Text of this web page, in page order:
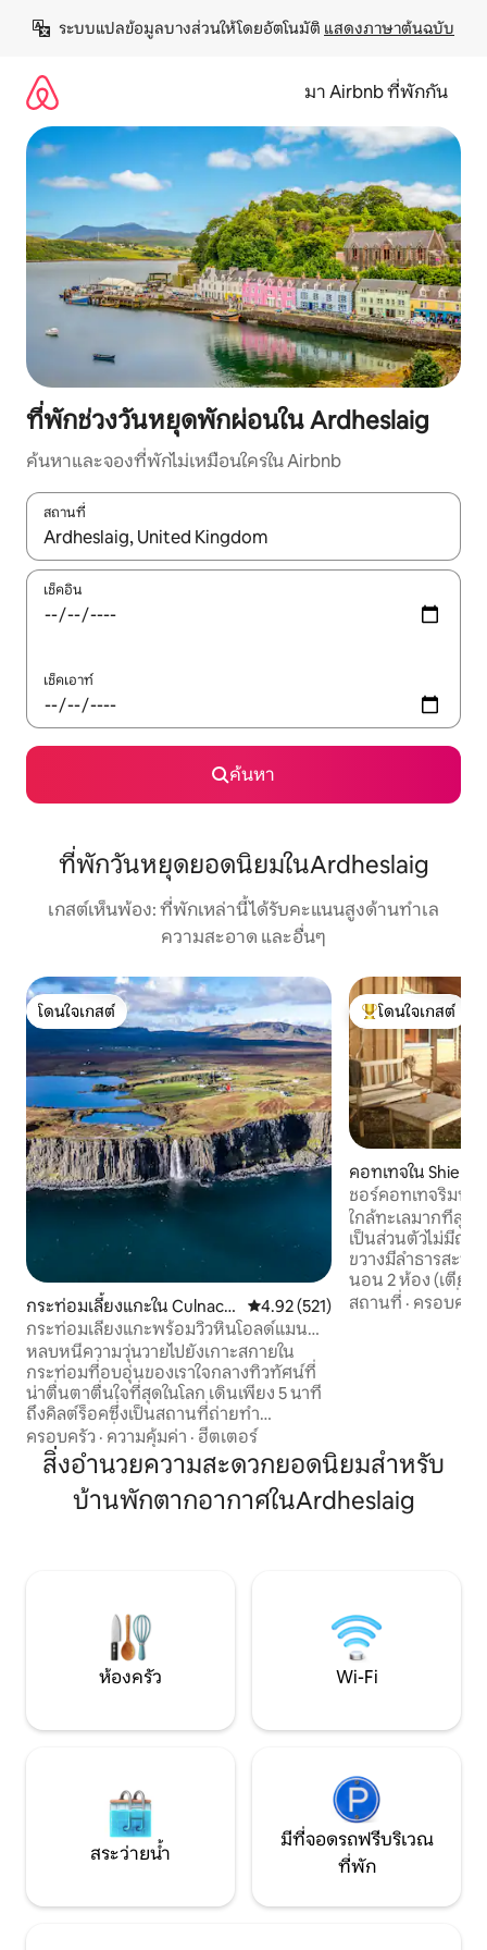
เนื้อหา
ระบบแปลข้อมูลบางส่วนให้โดยอัตโนมัติ แสดงภาษาต้นฉบับ
มา Airbnb ที่พักกัน
ที่พักช่วงวันหยุดพักผ่อนใน Ardheslaig
ค้นหาและจองที่พักไม่เหมือนใครใน Airbnb
สถานที่
ใช้ลูกศรขึ้นลง หรือใช้การสัมผัสหรือปัด เพื่อสำรวจผลการค้นหา
เช็คอิน
เช็คเอาท์
ค้นหา
ที่พักวันหยุดยอดนิยมในArdheslaig
เกสต์เห็นพ้อง: ที่พักเหล่านี้ได้รับคะแนนสูงด้านทำเล
ความสะอาด และอื่นๆ
โดนใจเกสต์
โดนใจเกสต์
กระท่อมเลี้ยงแกะใน Culnacn
oc
คะแนนเฉลี่ย 4.92 จาก 5, 521 รีวิว
4.92 (521)
กระท่อมเลี้ยงแกะพร้อมวิวหินโอลด์แมน
ออฟสตอร์
หลบหนีความวุ่นวายไปยังเกาะสกายใน
กระท่อมที่อบอุ่นของเราใจกลางทิวทัศน์ที่
น่าตื่นตาตื่นใจที่สุดในโลก เดินเพียง 5 นาที
ถึงคิลต์ร็อคซึ่งเป็นสถานที่ถ่ายทำ
ภาพยนตร์เรื่องใหม่ของไฮแลนเดอร์ และมี
ลานกลางแจ้งให้นั่งพักผ่อนพร้อมวิว
ทิวทัศน์ที่สวยงามของ Old Man of Storr ขับ
รถ 10 นาทีถึงคิเริงเพื่อเดินป่าและไปยังหาด
สตาฟฟินที่มีรอยเท้าดินโซร์ คุณจะไม่มีวัน
ครอบครัว · ความคุ้มค่า · ฮีตเตอร์
โดนใจเกสต์ที่สุด
โดนใจเกสต์
คอทเทจใน
ชอร์คอทเทจริมทะ
ใกล้ทะเลมากที่สุด
เป็นส่วนตัวไม่มีถ
ขวางมีลำธารสะพ
นอน 2 ห้อง (เตียง
หลัง) ห้องครัวที่ย
ตกดินมหัศจรรย์แ
สถานที่ · ครอบครัว
สิ่งอำนวยความสะดวกยอดนิยมสำหรับ
บ้านพักตากอากาศในArdheslaig
ห้องครัว Wi-Fi
สระว่ายน้ำ
มีที่จอดรถฟรีบริเวณ
ที่พัก